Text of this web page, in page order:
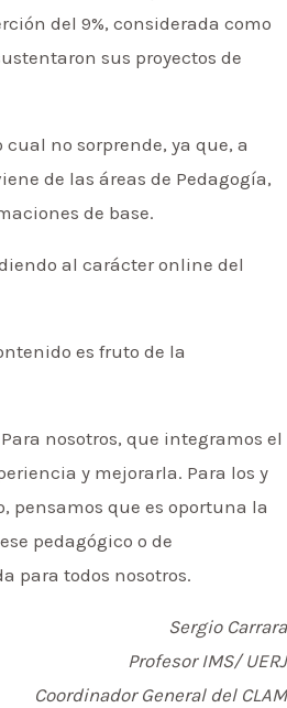
del 9%, considerada como
sus proyectos de
no sorprende, ya que, a
de las áreas de Pedagogía,
de base.
al carácter online del
es fruto de la
nosotros, que integramos el
y mejorarla. Para los y
pensamos que es oportuna la
pedagógico o de
para todos nosotros.
Sergio Carrara
Profesor IMS/ UERJ
Coordinador General del CLAM